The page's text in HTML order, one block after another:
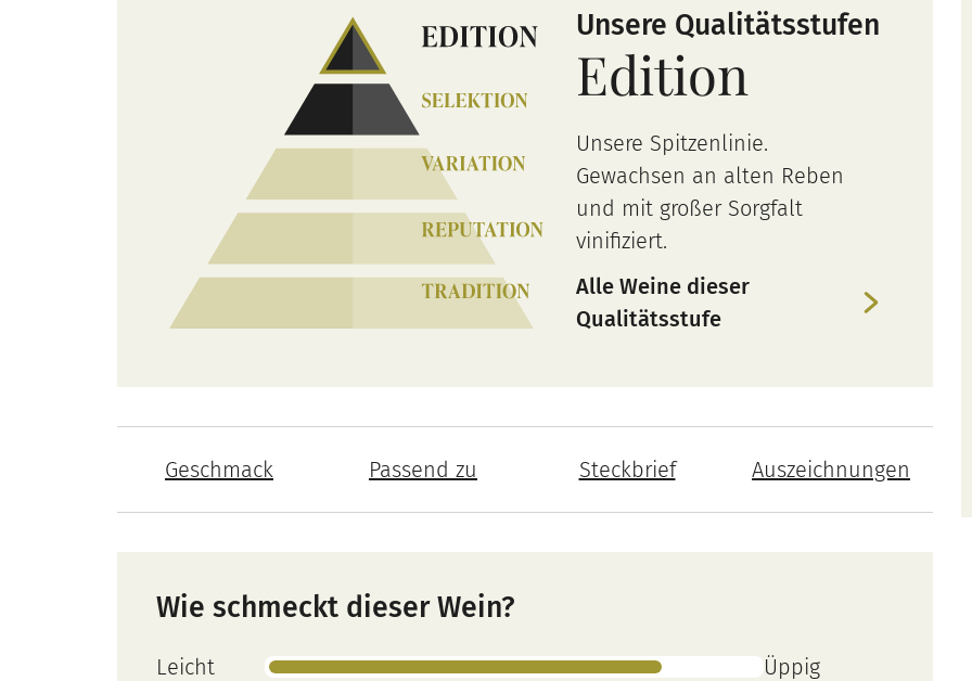
Unsere Qualitätsstufen
Edition
Unsere Spitzenlinie.
Gewachsen an alten Reben
und mit großer Sorgfalt
vinifiziert.
Alle Weine dieser
Qualitätsstufe
Geschmack Passend zu Steckbrief Auszeichnungen
Wie schmeckt dieser Wein?
Leicht Üppig